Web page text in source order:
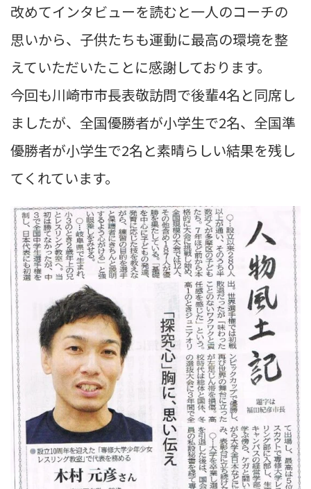
改めてインタビューを読むと一人のコーチの
思いから、子供たちも運動に最高の環境を整
えていただいたことに感謝しております。
今回も川崎市市長表敬訪問で後輩4名と同席し
ましたが、全国優勝者が小学生で2名、全国準
優勝者が小学生で2名と素晴らしい結果を残し
てくれています。